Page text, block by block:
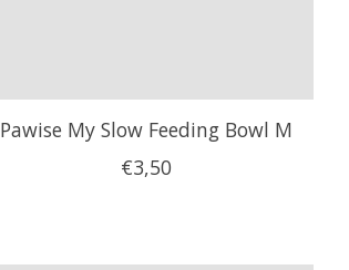
Pawise My Slow Feeding Bowl M
€3,50